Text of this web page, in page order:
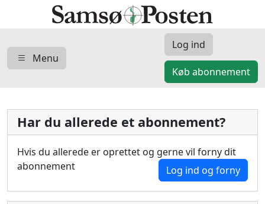
Menu
Log ind
Køb abonnement
Har du allerede et abonnement?
Hvis du allerede er oprettet og gerne vil forny dit
abonnement
Log ind og forny